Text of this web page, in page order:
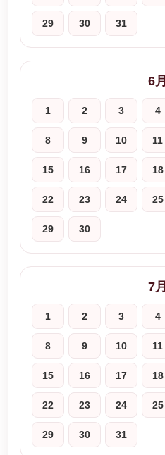
29 30 31
6月
1 2 3 4
8 9 10 11
15 16 17 18
22 23 24 25
29 30
7月
1 2 3 4
8 9 10 11
15 16 17 18
22 23 24 25
29 30 31